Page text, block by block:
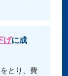
げに成
とり、費